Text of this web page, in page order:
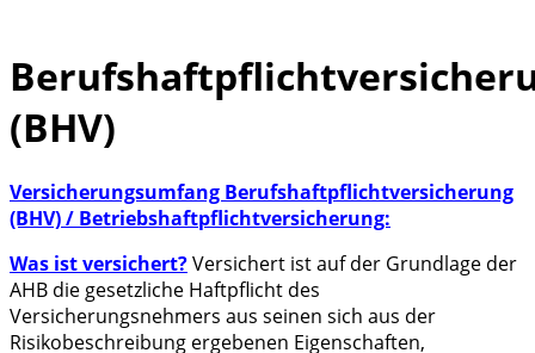
(BHV)
Versicherungsumfang Berufshaftpflichtversicherung
(BHV) / Betriebshaftpflichtversicherung:
Was ist versichert?Versichert ist auf der Grundlage der
AHB die gesetzliche Haftpflicht des
Versicherungsnehmers aus seinen sich aus der
Risikobeschreibung ergebenen Eigenschaften,